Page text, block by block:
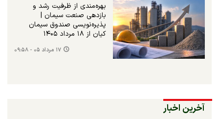
بهره‌مندی از ظرفیت رشد و
بازدهی صنعت سیمان |
پذیره‌نویسی صندوق سیمان
کیان از ۱۸ مرداد ۱۴۰۵
۱۷ مرداد ۰۵ - ۰۹:۵۸
آخرین اخبار